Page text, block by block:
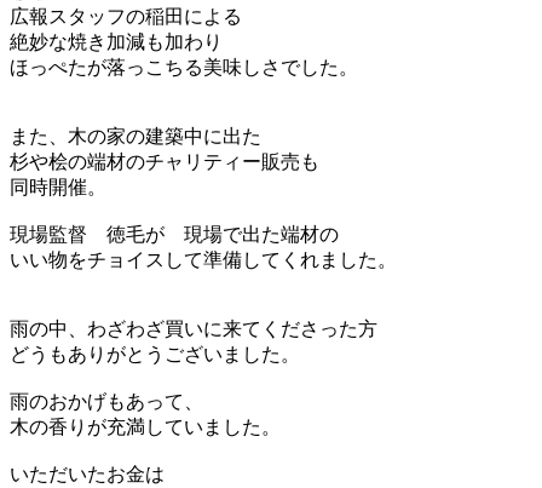
広報スタッフの稲田による
絶妙な焼き加減も加わり
ほっぺたが落っこちる美味しさでした。
また、木の家の建築中に出た
杉や桧の端材のチャリティー販売も
同時開催。
現場監督 徳毛が 現場で出た端材の
いい物をチョイスして準備してくれました。
雨の中、わざわざ買いに来てくださった方
どうもありがとうございました。
雨のおかげもあって、
木の香りが充満していました。
いただいたお金は